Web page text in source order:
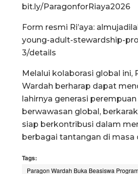
bit.ly/ParagonforRiaya2026
Form resmi Ri’aya:
young-adult-stewardship-
3/details
Melalui kolaborasi global ini,
Wardah berharap dapat
lahirnya generasi
berwawasan global,
siap berkontribusi dalam
berbagai tantangan di masa
Tags:
Paragon Wardah Buka Beasiswa